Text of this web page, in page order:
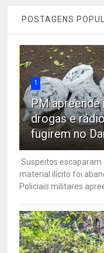
POSTAGENS
1
PM
drogas e
fugirem no
Suspeitos escaparam
material ilícito foi
Policiais militares